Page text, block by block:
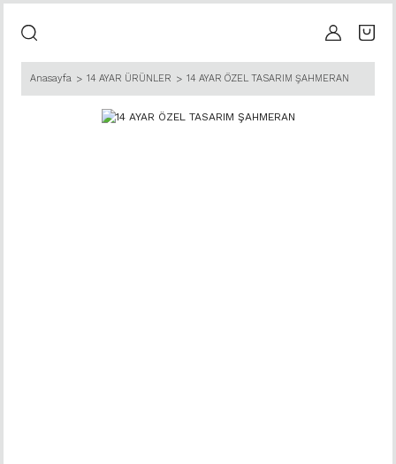
Anasayfa 14 AYAR ÜRÜNLER 14 AYAR ÖZEL TASARIM ŞAHMERAN